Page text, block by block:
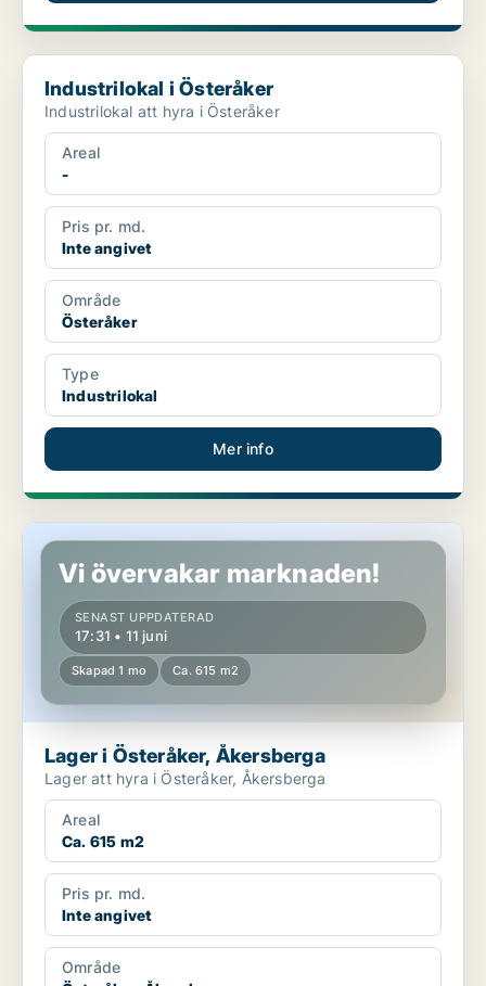
Industrilokal i Österåker
Industrilokal i Österåker
Industrilokal att hyra i Österåker
Areal
-
Pris pr. md.
Inte angivet
Område
Österåker
Type
Industrilokal
Mer info
Lager i Österåker, Åkersberga
Vi övervakar marknaden!
SENAST UPPDATERAD
17:31 • 11 juni
Skapad 1 mo Ca. 615 m2
Lager i Österåker, Åkersberga
Lager att hyra i Österåker, Åkersberga
Areal
Ca. 615 m2
Pris pr. md.
Inte angivet
Område